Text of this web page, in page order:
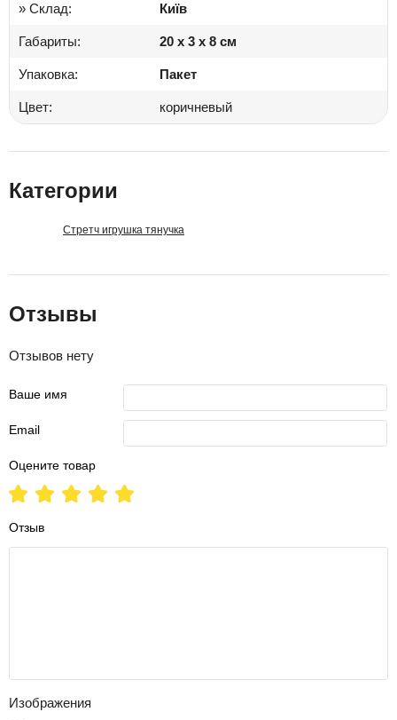
» Склад: Київ
Габариты: 20 x 3 x 8 см
Упаковка: Пакет
Цвет: коричневый
Категории
Стретч игрушка тянучка
Отзывы
Отзывов нету
Ваше имя
Email
Оцените товар
Отзыв
Изображения